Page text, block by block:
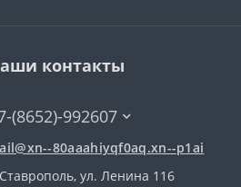
контакты
(8652)-992607
80aaahiyqf0aq.xn--p1ai
ул. Ленина 116